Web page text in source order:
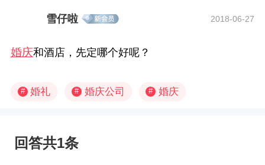
雪仔啦 2018-06-27
婚庆和酒店，先定哪个好呢？
# 婚礼 # 婚庆公司 # 婚庆
回答共1条